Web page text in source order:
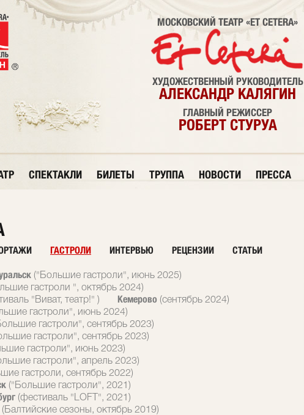
МОСКОВСКИЙ ТЕАТР «ET CETERA»
ХУДОЖЕСТВЕННЫЙ РУКОВОДИТЕЛЬ
АЛЕКСАНДР КАЛЯГИН
ГЛАВНЫЙ РЕЖИССЕР
РОБЕРТ СТУРУА
СПЕКТАКЛИ БИЛЕТЫ ТРУППА НОВОСТИ ПРЕССА
ГАСТРОЛИ ИНТЕРВЬЮ РЕЦЕНЗИИ СТАТЬИ
("Большие гастроли", июнь 2025)
гастроли ", октябрь 2024)
"Виват, театр!" ) Кемерово (сентябрь 2024)
гастроли", июнь 2024)
гастроли", сентябрь 2023)
гастроли", сентябрь 2023)
гастроли", июнь 2023)
гастроли", апрель 2023)
гастроли, сентябрь 2022)
("Большие гастроли", 2021)
(фестиваль "LOFT", 2021)
(Балтийские сезоны, октябрь 2019)